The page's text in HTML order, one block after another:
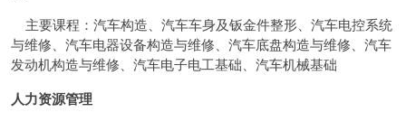
主要课程：汽车构造、汽车车身及钣金件整形、汽车电控系统
与维修、汽车电器设备构造与维修、汽车底盘构造与维修、汽车
发动机构造与维修、汽车电子电工基础、汽车机械基础
人力资源管理